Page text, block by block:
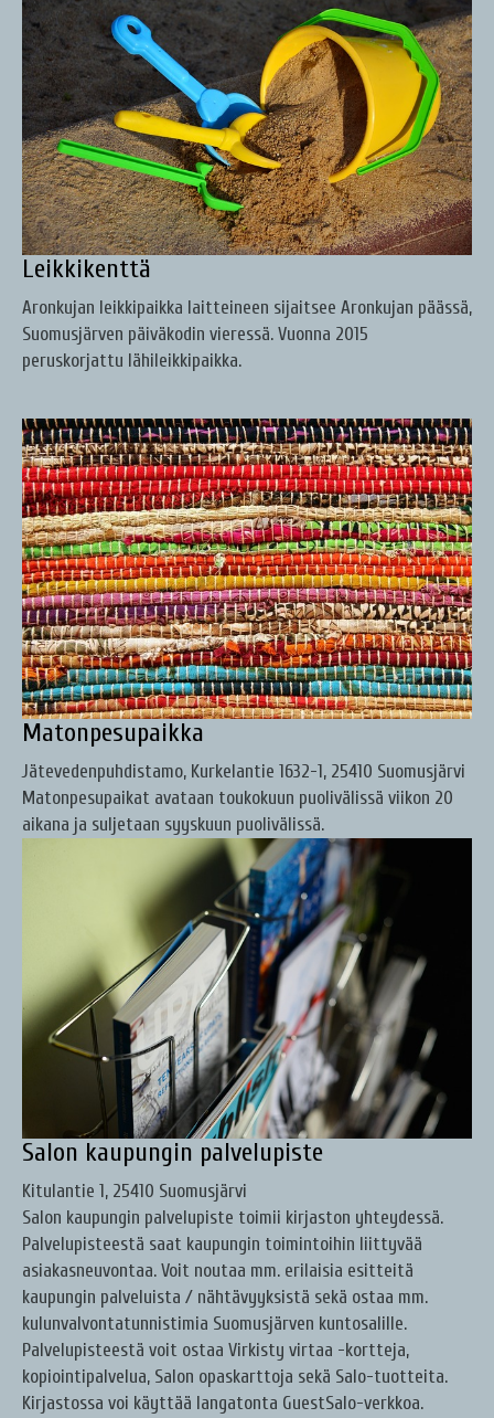
Leikkikenttä
Aronkujan leikkipaikka laitteineen sijaitsee Aronkujan päässä,
Suomusjärven päiväkodin vieressä. Vuonna 2015
peruskorjattu lähileikkipaikka.
Matonpesupaikka
Jätevedenpuhdistamo, Kurkelantie 1632-1, 25410 Suomusjärvi
Matonpesupaikat avataan toukokuun puolivälissä viikon 20
aikana ja suljetaan syyskuun puolivälissä.
Salon kaupungin palvelupiste
Kitulantie 1, 25410 Suomusjärvi
Salon kaupungin palvelupiste toimii kirjaston yhteydessä.
Palvelupisteestä saat kaupungin toimintoihin liittyvää
asiakasneuvontaa. Voit noutaa mm. erilaisia esitteitä
kaupungin palveluista / nähtävyyksistä sekä ostaa mm.
kulunvalvontatunnistimia Suomusjärven kuntosalille.
Palvelupisteestä voit ostaa Virkisty virtaa -kortteja,
kopiointipalvelua, Salon opaskarttoja sekä Salo-tuotteita.
Kirjastossa voi käyttää langatonta GuestSalo-verkkoa.